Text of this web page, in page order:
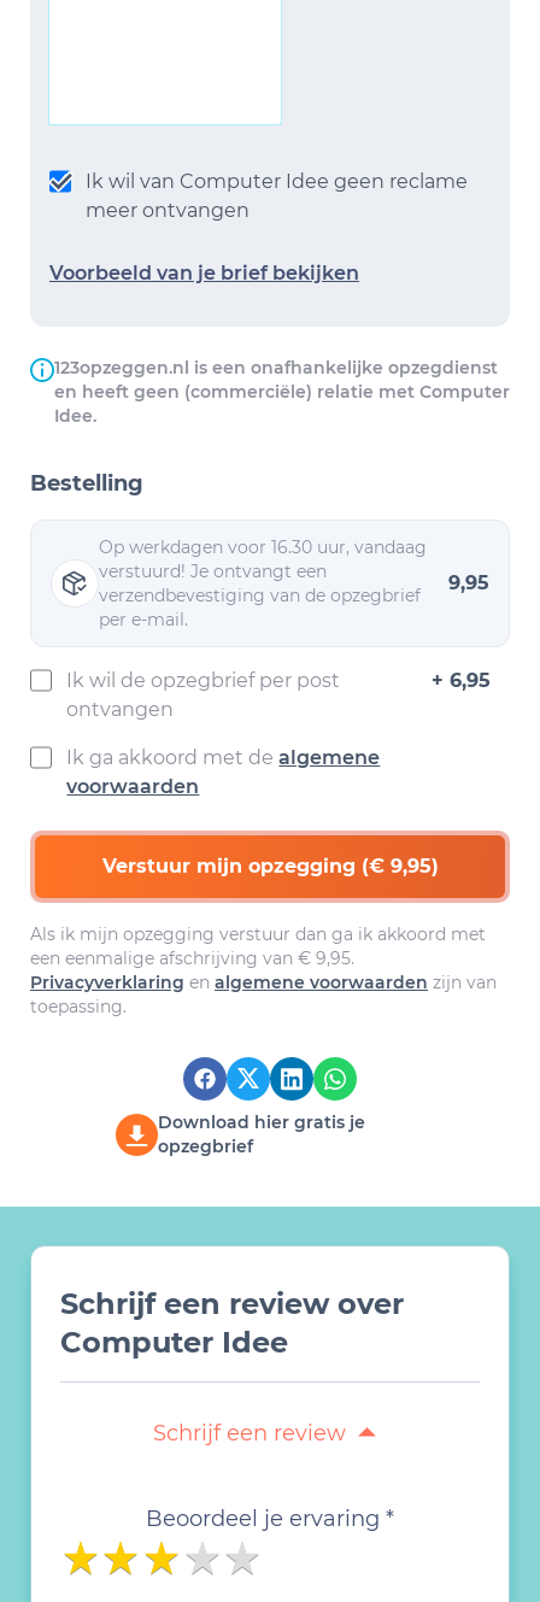
Ik wil van Computer Idee geen reclame
meer ontvangen
Voorbeeld van je brief bekijken
123opzeggen.nl is een onafhankelijke opzegdienst
en heeft geen (commerciële) relatie met Computer
Idee.
Bestelling
Op werkdagen voor 16.30 uur, vandaag
verstuurd! Je ontvangt een
verzendbevestiging van de opzegbrief
per e-mail.
9,95
Ik wil de opzegbrief per post
ontvangen
+ 6,95
Ik ga akkoord met dealgemene
voorwaarden
Verstuur mijn opzegging (€ 9,95)
Als ik mijn opzegging verstuur dan ga ik akkoord met
een eenmalige afschrijving van € 9,95.
Privacyverklaring en algemene voorwaarden zijn van
toepassing.
Download hier gratis je
opzegbrief
Schrijf een review over
Computer Idee
Schrijf een review
Beoordeel je ervaring *